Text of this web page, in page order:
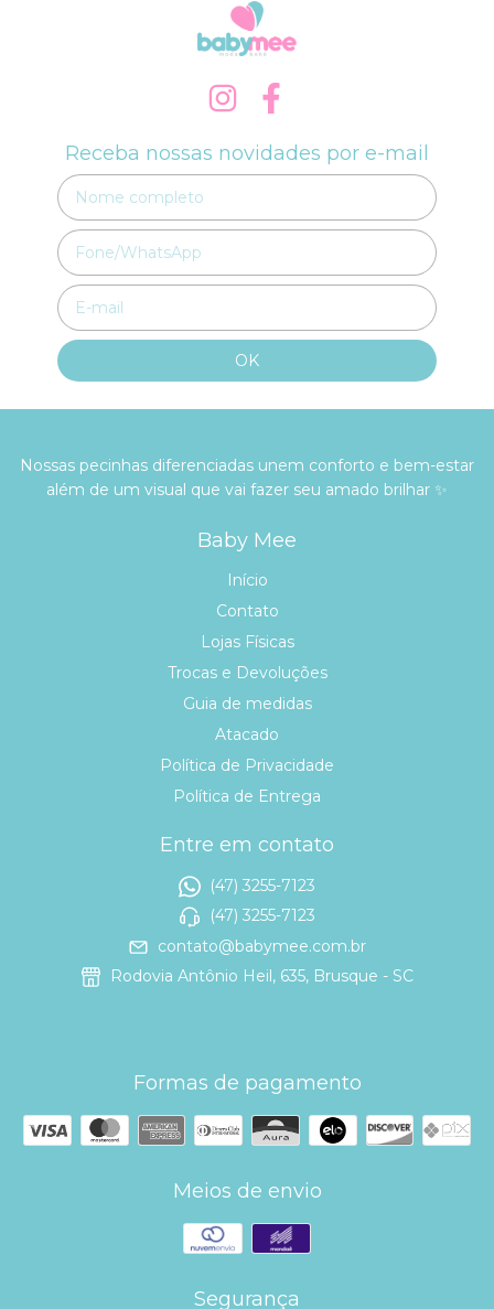
Receba nossas novidades por e-mail
Nossas pecinhas diferenciadas unem conforto e bem-estar
além de um visual que vai fazer seu amado brilhar ✨
Baby Mee
Início
Contato
Lojas Físicas
Trocas e Devoluções
Guia de medidas
Atacado
Política de Privacidade
Política de Entrega
Entre em contato
(47) 3255-7123
(47) 3255-7123
contato@babymee.com.br
Rodovia Antônio Heil, 635, Brusque - SC
Formas de pagamento
Meios de envio
Segurança